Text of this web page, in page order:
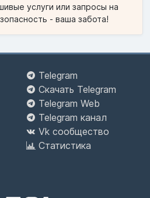
услуги или запросы на
- ваша забота!
Telegram
Скачать Telegram
Telegram Web
Telegram канал
Vk сообщество
Статистика